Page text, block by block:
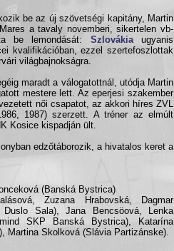
be az új szövetségi kapitány, Martin
a tavaly novemberi, sikertelen vb-
be lemondását: Szlovákiaugyanis
kvalifikációban, ezzel szertefoszlottak
világbajnokságra.
maradt a válogatottnál, utódja Martin
mestere lett. Az eperjesi szakember
női csapatot, az akkori híres ZVL
1987) szerzett. A tréner az elmúlt
Kosice kispadján ült.
edzőtáborozik, a hivatalos keret a
(Banská Bystrica)
Zuzana Hrabovská, Dagmar
Sala), Jana Bencsöová, Lenka
SKP Banská Bystrica), Katarína
Martina Skolková (Slávia Partizánske).